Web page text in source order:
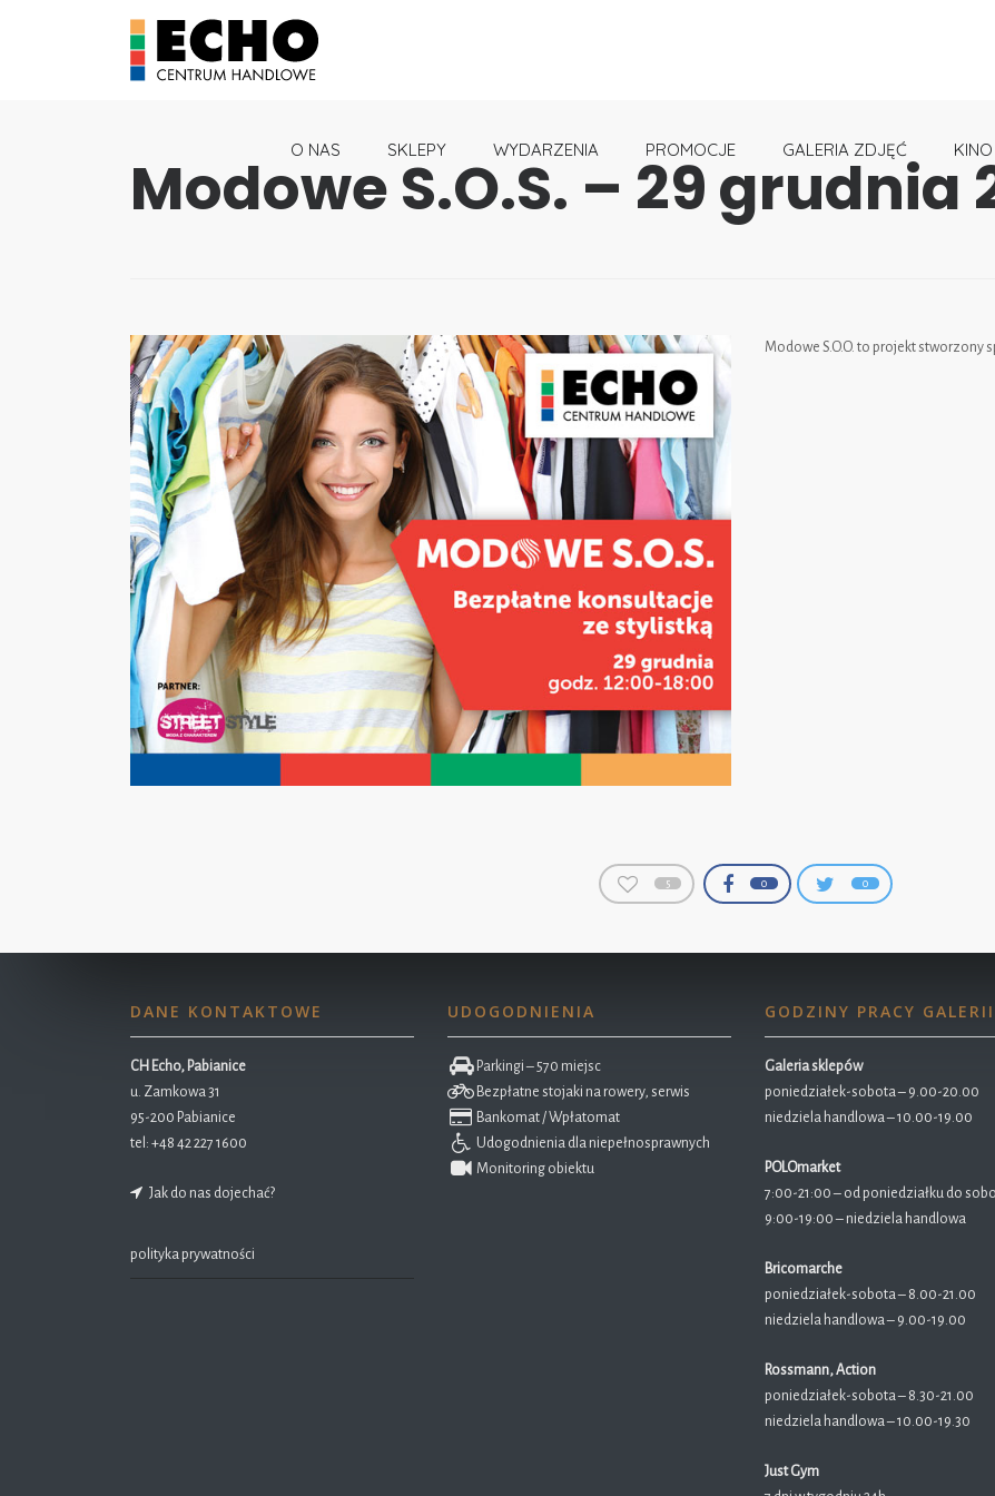
O NAS SKLEPY WYDARZENIA PROMOCJE GALERIA ZDJĘĆ
Modowe S.O.S. – 29 grudnia
Modowe S.O.O. to projekt stworzony
5 0 0
DANE KONTAKTOWE
CH Echo, Pabianice
u. Zamkowa 31
95-200 Pabianice
tel: +48 42 227 1600
Jak do nas dojechać?
polityka prywatności
UDOGODNIENIA
Parkingi – 570 miejsc
Bezpłatne stojaki na rowery, serwis
Bankomat / Wpłatomat
Udogodnienia dla niepełnosprawnych
Monitoring obiektu
GODZINY PRACY GALERII
Galeria sklepów
poniedziałek-sobota – 9.00-20.00
niedziela handlowa – 10.00-19.00
POLOmarket
7:00-21:00 – od poniedziałku do
9:00-19:00 – niedziela handlowa
Bricomarche
poniedziałek-sobota – 8.00-21.00
niedziela handlowa – 9.00-19.00
Rossmann, Action
poniedziałek-sobota – 8.30-21.00
niedziela handlowa – 10.00-19.30
Just Gym